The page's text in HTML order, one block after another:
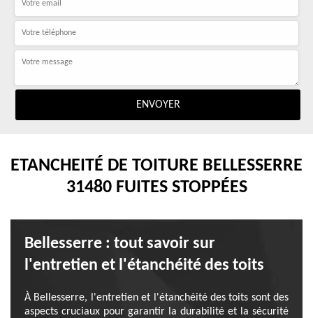
ETANCHEITÉ DE TOITURE BELLESSERRE
31480 FUITES STOPPÉES
Bellesserre : tout savoir sur
l'entretien et l'étanchéité des toits
À Bellesserre, l'entretien et l'étanchéité des toits sont des
aspects cruciaux pour garantir la durabilité et la sécurité